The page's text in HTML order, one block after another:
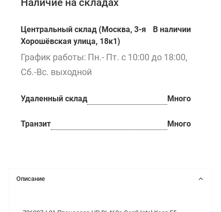
Наличие на складах
Центральный склад (Москва, 3-я
Хорошёвская улица, 18к1)
В наличии
График работы: Пн.- Пт. с 10:00 до 18:00,
Сб.-Вс. выходной
Удаленный склад Много
Транзит Много
Описание